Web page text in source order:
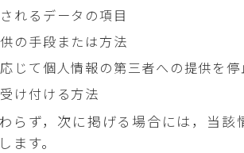
れるデータの項目
の手段または方法
じて個人情報の第三者への提供を停
け付ける方法
らず，次に掲げる場合には，当該
ます。